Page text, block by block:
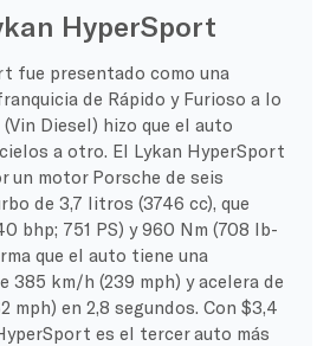
HyperSport
fue presentado como una
de Rápido y Furioso a lo
(Vin Diesel) hizo que el auto
a otro. El Lykan HyperSport
un motor Porsche de seis
de 3,7 litros (3746 cc), que
bhp; 751 PS) y 960 Nm (708 lb-
que el auto tiene una
385 km/h (239 mph) y acelera de
mph) en 2,8 segundos. Con $3,4
es el tercer auto más